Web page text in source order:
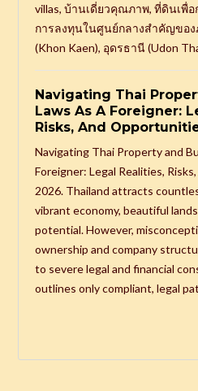
villas, บ้านเดี่ยวคุณภาพ, ที่ดินเพื่
การลงทุนในศูนย์กลางสำคัญขอ
(Khon Kaen), อุดรธานี (Udon
Navigating Thai
Laws As A Foreigner:
Risks, And
Navigating Thai Property and
Foreigner: Legal Realities,
2026. Thailand attracts
vibrant economy, beautiful
potential. However,
ownership and company
to severe legal and financial
outlines only compliant, legal